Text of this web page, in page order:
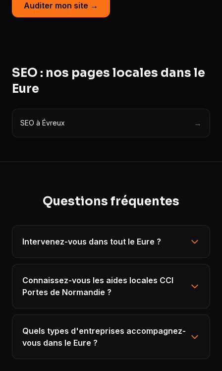
Auditer mon site →
SEO : nos pages locales dans le
Eure
SEO à Évreux →
Questions fréquentes
Intervenez-vous dans tout le Eure ?
Connaissez-vous les aides locales CCI
Portes de Normandie ?
Quels types d'entreprises accompagnez-
vous dans le Eure ?